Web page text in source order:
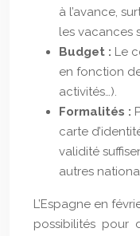
à l’avance,
les vacances
Budget : Le
en fonction
activités…).
Formalités :
carte
validité
autres
L’Espagne en
possibilités pour